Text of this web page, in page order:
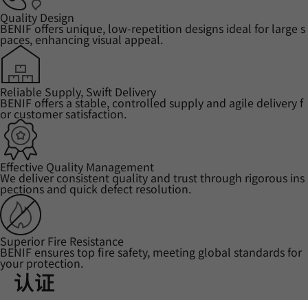
Quality Design
BENIF offers unique, low-repetition designs ideal for large s
paces, enhancing visual appeal.
Reliable Supply, Swift Delivery
BENIF offers a stable, controlled supply and agile delivery f
or customer satisfaction.
Effective Quality Management
We deliver consistent quality and trust through rigorous ins
pections and quick defect resolution.
Superior Fire Resistance
BENIF ensures top fire safety, meeting global standards for
your protection.
认证